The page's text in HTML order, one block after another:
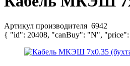
Артикул производителя 6942
{ "id": 20408, "canBuy": "N",